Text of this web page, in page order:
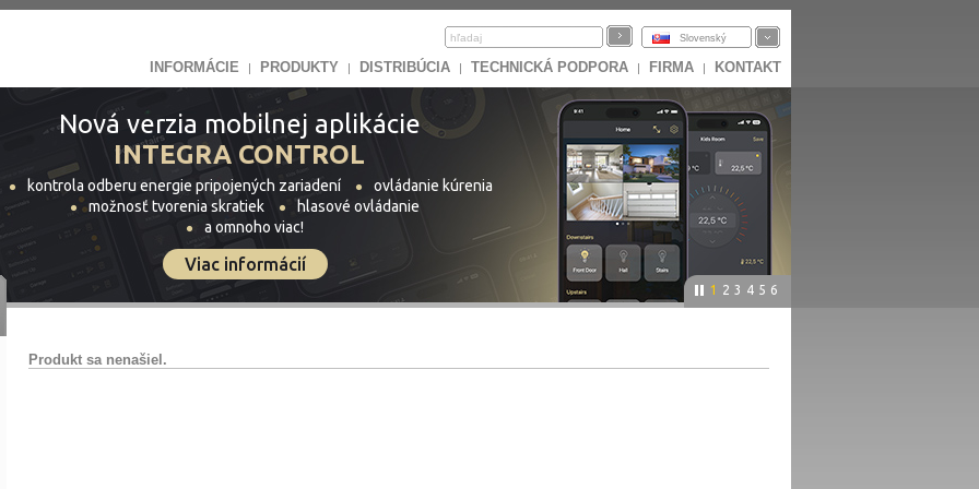
Slovenský
INFORMÁCIE | PRODUKTY | DISTRIBÚCIA | TECHNICKÁ PODPORA | FIRMA | KONTAKT
Nová verzia mobilnej aplikácie
INTEGRA CONTROL
kontrola odberu energie pripojených zariadení
ovládanie kúrenia
možnosť tvorenia skratiek
hlasové ovládanie
a omnoho viac!
Viac informácií
1 2 3 4 5 6
Produkt sa nenašiel.